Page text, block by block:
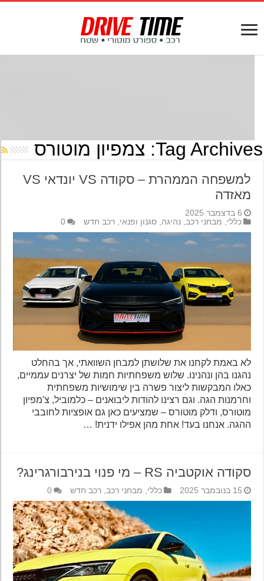
Tag צמפיון מוטורס
למשפחה הממהרת – סקודה VS יונדאי VS
מאזדה
6 בדצמבר 2025
כללי,מבחני רכב,נהיגה,סגנון ופנאי,רכב חדש 0
לא באמת לקחנו את שלושתן למבחן השוואתי, אך בהחלט
נהגנו בהן ונהנינו. שלוש משפחתיות חמות של יצרנים עממיים,
כאלו המבקשות ליצור פשרה בין שימושיות משפחתית
וחרמנות הגה. וגם רצינו להודות ליבואנים – כלמוביל, צ'מפיון
מוטורס, ודלק מוטורס – שמציעים כאן גם אופציות לחובבי
ההגה. אנחנו בעד! אחת מהן אפילו ידנית! …
סקודה אוקטביה RS – מי פנוי בנירבורגרינג?
15 בנובמבר 2025 כללי,מבחני רכב,רכב חדש 0